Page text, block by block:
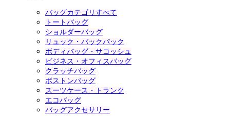
バッグカテゴリすべて
トートバッグ
ショルダーバッグ
リュック・バックパック
ボディバッグ・サコッシュ
ビジネス・オフィスバッグ
クラッチバッグ
ボストンバッグ
スーツケース・トランク
エコバッグ
バッグアクセサリー